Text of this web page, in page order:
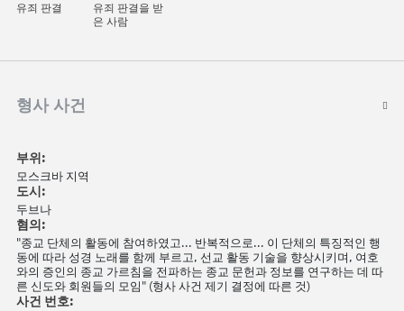
유죄 판결
유죄 판결을 받
은 사람
형사 사건
부위:
모스크바 지역
도시:
두브나
혐의:
"종교 단체의 활동에 참여하였고... 반복적으로... 이 단체의 특징적인 행
동에 따라 성경 노래를 함께 부르고, 선교 활동 기술을 향상시키며, 여호
와의 증인의 종교 가르침을 전파하는 종교 문헌과 정보를 연구하는 데 따
른 신도와 회원들의 모임" (형사 사건 제기 결정에 따른 것)
사건 번호: